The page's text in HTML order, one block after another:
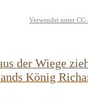
Verwendet unter
der Wiege
König